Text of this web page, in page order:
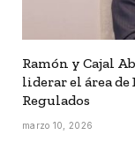
Ramón y Cajal
liderar el área
Regulados
marzo 10, 2026